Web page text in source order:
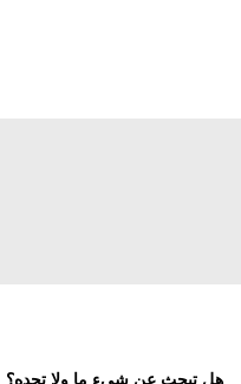
هل تبحث عن شيءٍ ما ولا تجده؟